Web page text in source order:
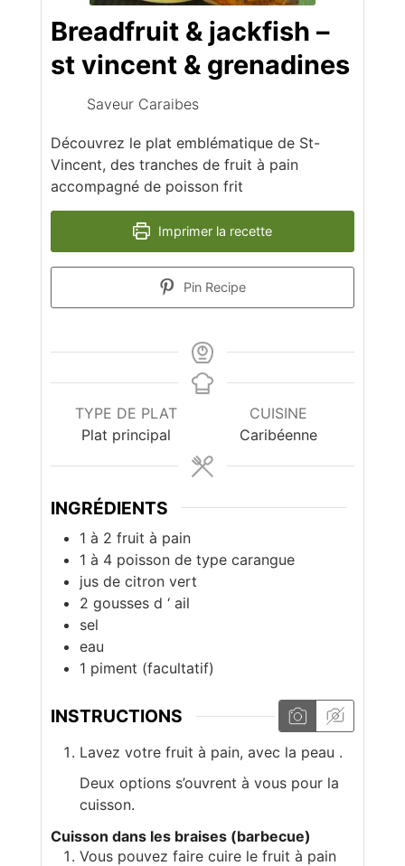
Breadfruit & jackfish –
st vincent & grenadines
Saveur Caraibes
Découvrez le plat emblématique de St-
Vincent, des tranches de fruit à pain
accompagné de poisson frit
Imprimer la recette
Pin Recipe
TYPE DE PLAT
Plat principal
CUISINE
Caribéenne
INGRÉDIENTS
1 à 2 fruit à pain
1 à 4 poisson de type carangue
jus de citron vert
2 gousses d ‘ ail
sel
eau
1 piment (facultatif)
INSTRUCTIONS
Lavez votre fruit à pain, avec la peau .
Deux options s’ouvrent à vous pour la
cuisson.
Cuisson dans les braises (barbecue)
Vous pouvez faire cuire le fruit à pain